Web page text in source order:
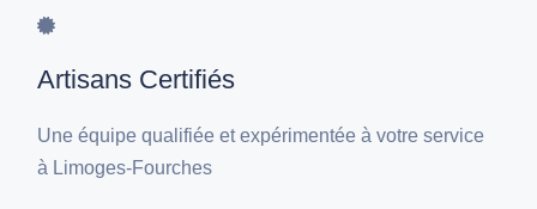
Artisans Certifiés
Une équipe qualifiée et expérimentée à votre service
à Limoges-Fourches